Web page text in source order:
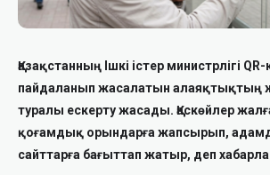
Қазақстанның Ішкі істер министрлігі
пайдаланып жасалатын алаяқтықтың
туралы ескерту жасады. Қаскөйлер
қоғамдық орындарға жапсырып,
сайттарға бағыттап жатыр, деп